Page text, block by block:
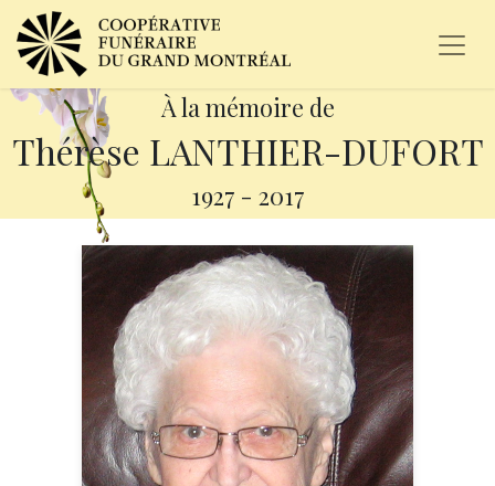
À la mémoire de
Thérèse LANTHIER-DUFORT
1927 - 2017